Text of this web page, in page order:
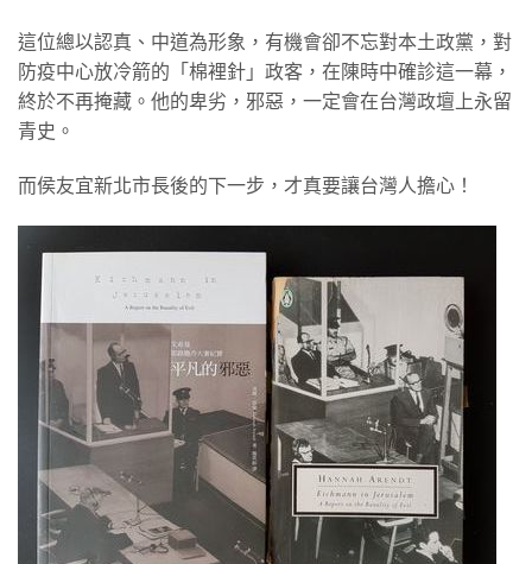
這位總以認真、中道為形象，有機會卻不忘對本土政黨，對
防疫中心放冷箭的「棉裡針」政客，在陳時中確診這一幕，
終於不再掩藏。他的卑劣，邪惡，一定會在台灣政壇上永留
青史。
而侯友宜新北市長後的下一步，才真要讓台灣人擔心！